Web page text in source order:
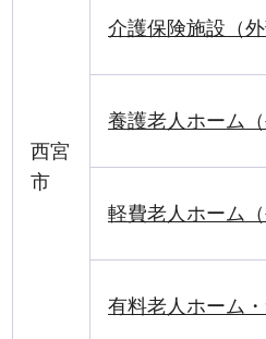
西宮
市
介護保険施設（
養護老人ホーム
軽費老人ホーム
有料老人ホーム